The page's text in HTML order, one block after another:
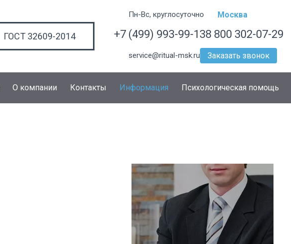
ГОСТ 32609-2014
Пн-Вс, круглосуточно Москва
+7 (499) 993-99-138 800 302-07-29
service@ritual-msk.ru Заказать звонок
О компании Контакты Информация Психологическая помощь